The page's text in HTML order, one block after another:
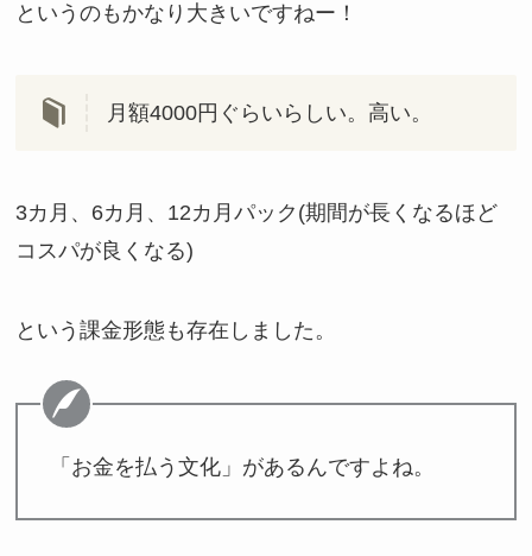
というのもかなり大きいですねー！
月額4000円ぐらいらしい。高い。
3カ月、6カ月、12カ月パック(期間が長くなるほど
コスパが良くなる)
という課金形態も存在しました。
「お金を払う文化」があるんですよね。